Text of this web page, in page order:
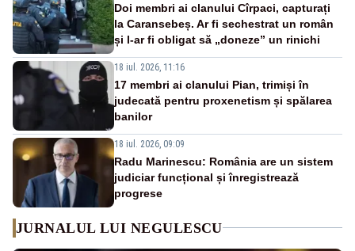
Doi membri ai clanului Cîrpaci, capturați
la Caransebeș. Ar fi sechestrat un român
și l-ar fi obligat să „doneze” un rinichi
18 iul. 2026, 11:16
17 membri ai clanului Pian, trimiși în
judecată pentru proxenetism și spălarea
banilor
18 iul. 2026, 09:09
Radu Marinescu: România are un sistem
judiciar funcțional și înregistrează
progrese
JURNALUL LUI NEGULESCU